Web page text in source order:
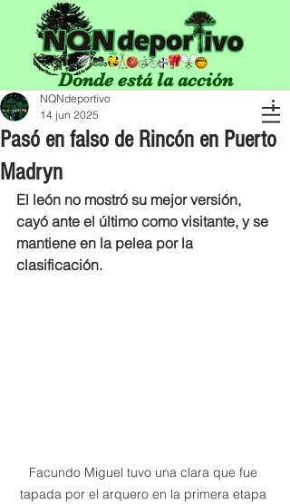
Donde está la acción
Pasó en falso de Rincón en Puerto
Madryn
NQNdeportivo
14 jun 2025
El león no mostró su mejor versión,
cayó ante el último como visitante, y se
mantiene en la pelea por la
clasificación.
Facundo Miguel tuvo una clara que fue
tapada por el arquero en la primera etapa